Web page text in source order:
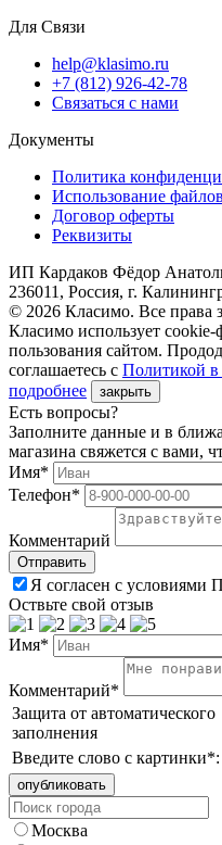
Для Связи
help@klasimo.ru
+7 (812) 926-42-78
Связаться с нами
Документы
Политика
Использование
Договор оферты
Реквизиты
ИП Кардаков Фёдор
236011, Россия, г.
© 2026 Класимо. Все права
Класимо использует
пользования сайтом.
соглашаетесь с Политикой
подробнее
закрыть
Есть вопросы?
Заполните данные и в
магазина свяжется с вами,
Имя*
Телефон*
Комментарий
Я согласен с условиями
Оствьте свой отзыв
Имя*
Комментарий*
Защита от автоматического
заполнения
Введите слово с картинки*:
Москва